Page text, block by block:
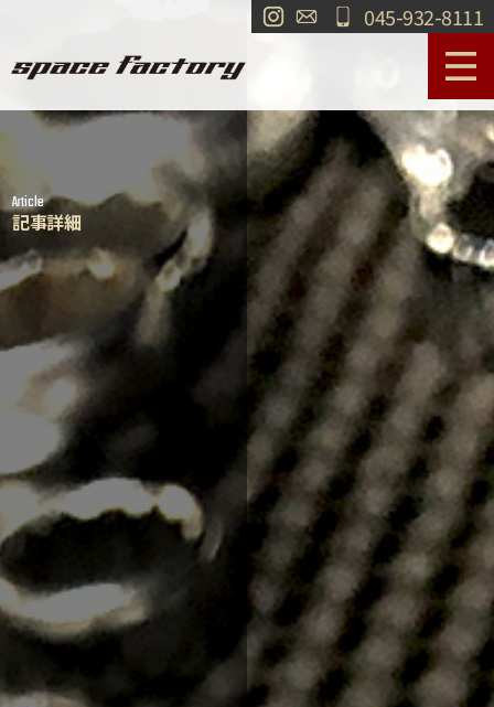
045-932-8111
作業事例
ショールーム
買取 交通・アクセス
お問い合わせ
Article
記事詳細